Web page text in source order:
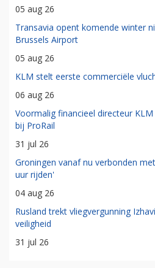
05 aug 26
Transavia opent komende winter
Brussels Airport
05 aug 26
KLM stelt eerste commerciële
06 aug 26
Voormalig financieel directeur
bij ProRail
31 jul 26
Groningen vanaf nu verbonden
uur rijden'
04 aug 26
Rusland trekt vliegvergunning
veiligheid
31 jul 26